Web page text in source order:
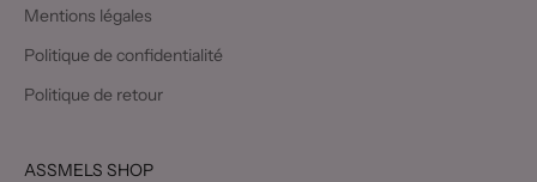
Mentions légales
Politique de confidentialité
Politique de retour
ASSMELS SHOP